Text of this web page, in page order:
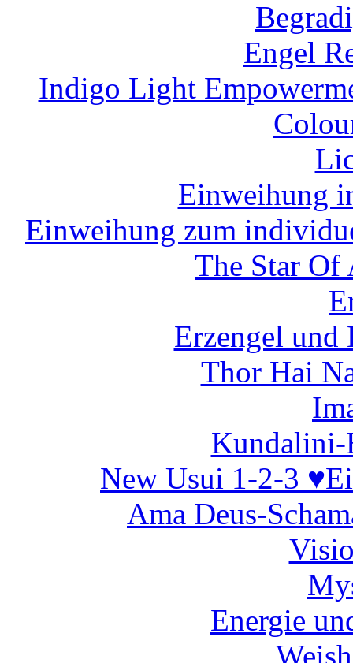
Engel
Indigo Light
Einweihung
Einweihung zum
The Star Of
Erzengel und
Thor Hai
Kundalini-
New Usui 1-2-3
Ama Deus-
Energie